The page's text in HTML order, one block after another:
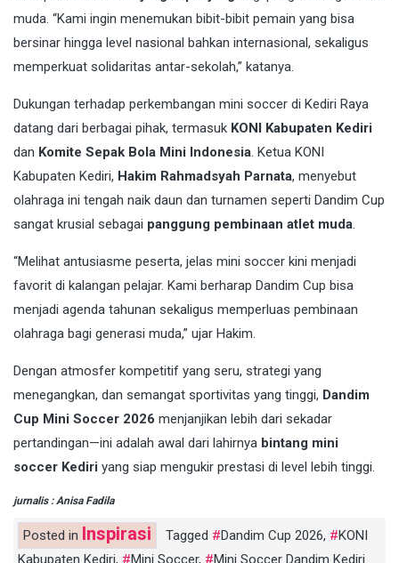
muda. “Kami ingin menemukan bibit-bibit pemain yang bisa
bersinar hingga level nasional bahkan internasional, sekaligus
memperkuat solidaritas antar-sekolah,” katanya.
Dukungan terhadap perkembangan mini soccer di Kediri Raya
datang dari berbagai pihak, termasuk KONI Kabupaten Kediri
dan Komite Sepak Bola Mini Indonesia. Ketua KONI
Kabupaten Kediri, Hakim Rahmadsyah Parnata, menyebut
olahraga ini tengah naik daun dan turnamen seperti Dandim Cup
sangat krusial sebagai panggung pembinaan atlet muda.
“Melihat antusiasme peserta, jelas mini soccer kini menjadi
favorit di kalangan pelajar. Kami berharap Dandim Cup bisa
menjadi agenda tahunan sekaligus memperluas pembinaan
olahraga bagi generasi muda,” ujar Hakim.
Dengan atmosfer kompetitif yang seru, strategi yang
menegangkan, dan semangat sportivitas yang tinggi, Dandim
Cup Mini Soccer 2026 menjanjikan lebih dari sekadar
pertandingan—ini adalah awal dari lahirnya bintang mini
soccer Kediri yang siap mengukir prestasi di level lebih tinggi.
jurnalis : Anisa Fadila
Posted in Inspirasi Tagged Dandim Cup 2026,
KONI
Kabupaten Kediri, Mini Soccer, Mini Soccer Dandim Kediri